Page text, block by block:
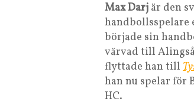
Max Darj är den
handbollsspelare
började sin
värvad till A
flyttade han till
han nu spelar för
HC.